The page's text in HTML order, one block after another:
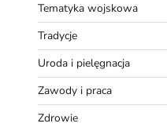
Tematyka wojskowa
Tradycje
Uroda i pielęgnacja
Zawody i praca
Zdrowie